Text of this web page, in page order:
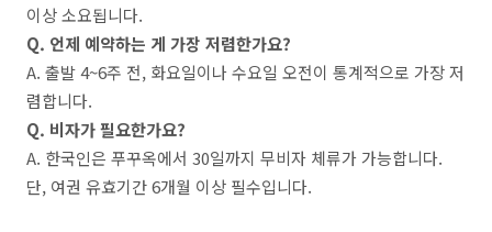
이상 소요됩니다.
Q. 언제 예약하는 게 가장 저렴한가요?
A. 출발 4~6주 전, 화요일이나 수요일 오전이 통계적으로 가장 저
렴합니다.
Q. 비자가 필요한가요?
A. 한국인은 푸꾸옥에서 30일까지 무비자 체류가 가능합니다.
단, 여권 유효기간 6개월 이상 필수입니다.